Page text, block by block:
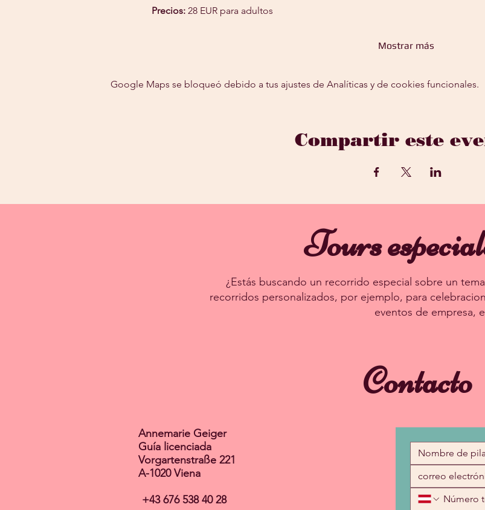
Precios: 28 EUR para adultos
Mostrar más
Google Maps se bloqueó debido a tus ajustes de Analíticas y de cookies funcionales.
Compartir este
Tours
¿Estás buscando un recorrido especial sobre un
recorridos personalizados, por ejemplo, para
eventos de empresa,
Contacto
Annemarie Geiger
Guía licenciada
Vorgartenstraße 221
A-1020 Viena
+43 676 538 40 28